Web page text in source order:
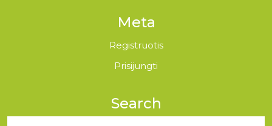
Meta
Registruotis
Prisijungti
Search